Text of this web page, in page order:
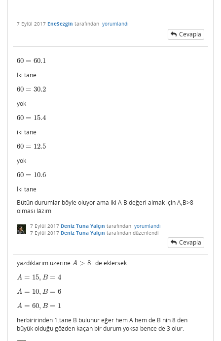
7 Eylül 2017 EneSezgin tarafından yorumlandı
Cevapla
60 = 60.1
60=60.1
İki tane
60 = 30.2
60=30.2
yok
60 = 15.4
60=15.4
iki tane
60 = 12.5
60=12.5
yok
60 = 10.6
60=10.6
İki tane
Bütün durumlar böyle oluyor ama iki A B değeri almak için A,B>8
olması lâzım
7 Eylül 2017 Deniz Tuna Yalçın tarafından yorumlandı
7 Eylül 2017 Deniz Tuna Yalçın tarafından düzenlendi
Cevapla
yazdıklarım üzerine A > 8
A> 8 i de eklersek
A = 15, B = 4
A =15, B= 4
A = 10, B = 6
A =10, B= 6
A = 60, B = 1
A =60, B= 1
herbiririnden 1.tane B bulunur eğer hem A hem de B nin 8 den
büyük olduğu gözden kaçan bir durum yoksa bence de 3 olur.